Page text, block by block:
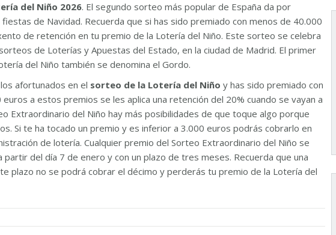
del Niño 2026. El segundo sorteo más popular de España da por
de Navidad. Recuerda que si has sido premiado con menos de 40.000
de retención en tu premio de la Lotería del Niño. Este sorteo se celebra
de Loterías y Apuestas del Estado, en la ciudad de Madrid. El primer
del Niño también se denomina el Gordo.
afortunados en el sorteo de la Lotería del Niño y has sido premiado con
a estos premios se les aplica una retención del 20% cuando se vayan a
Extraordinario del Niño hay más posibilidades de que toque algo porque
Si te ha tocado un premio y es inferior a 3.000 euros podrás cobrarlo en
de lotería. Cualquier premio del Sorteo Extraordinario del Niño se
partir del día 7 de enero y con un plazo de tres meses. Recuerda que una
plazo no se podrá cobrar el décimo y perderás tu premio de la Lotería del